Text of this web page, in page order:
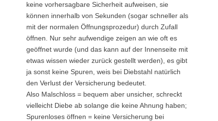
keine vorhersagbare Sicherheit aufweisen, sie
können innerhalb von Sekunden (sogar schneller als
mit der normalen Öffnungsprozedur) durch Zufall
öffnen. Nur sehr aufwendige zeigen an wie oft es
geöffnet wurde (und das kann auf der Innenseite mit
etwas wissen wieder zurück gestellt werden), es gibt
ja sonst keine Spuren, weis bei Diebstahl natürlich
den Verlust der Versicherung bedeutet.
Also Malschloss = bequem aber unsicher, schreckt
vielleicht Diebe ab solange die keine Ahnung haben;
Spurenloses öffnen = keine Versicherung bei